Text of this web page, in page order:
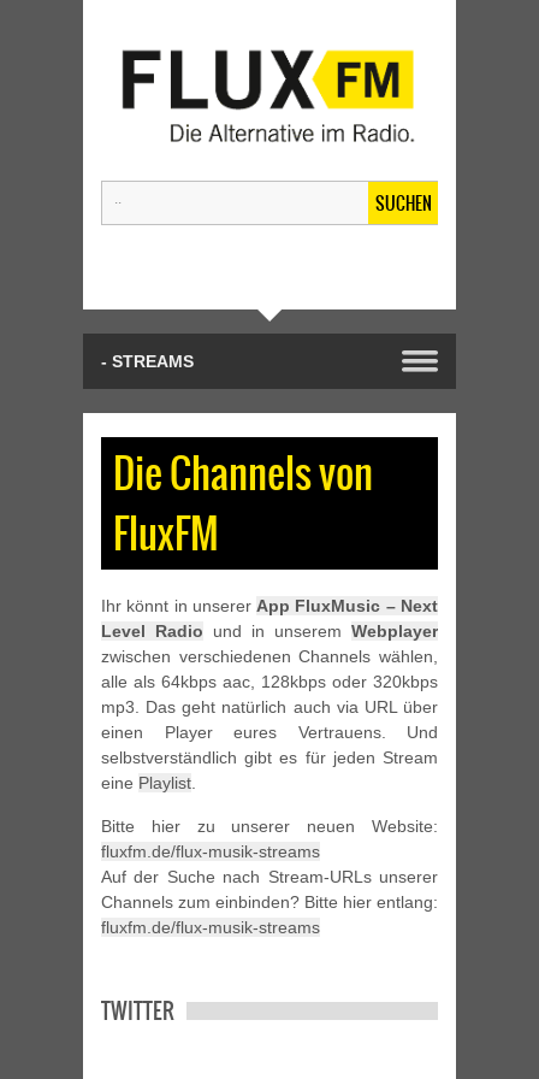
SUCHEN
Die Channels von
FluxFM
Ihr könnt in unserer App FluxMusic – Next
Level Radio und in unserem Webplayer
zwischen verschiedenen Channels wählen,
alle als 64kbps aac, 128kbps oder 320kbps
mp3. Das geht natürlich auch via URL über
einen Player eures Vertrauens. Und
selbstverständlich gibt es für jeden Stream
eine Playlist
Bitte hier zu unserer neuen Website:
fluxfm.de/flux-musik-streams
Auf der Suche nach Stream-URLs unserer
Channels zum einbinden? Bitte hier entlang:
fluxfm.de/flux-musik-streams
TWITTER